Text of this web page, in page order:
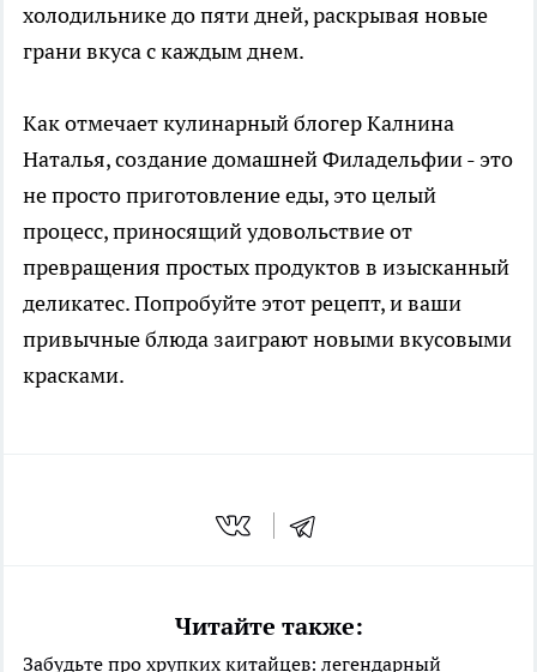
холодильнике до пяти дней, раскрывая новые
грани вкуса с каждым днем.
Как отмечает кулинарный блогер Калнина
Наталья, создание домашней Филадельфии - это
не просто приготовление еды, это целый
процесс, приносящий удовольствие от
превращения простых продуктов в изысканный
деликатес. Попробуйте этот рецепт, и ваши
привычные блюда заиграют новыми вкусовыми
красками.
Читайте также:
Забудьте про хрупких китайцев: легендарный